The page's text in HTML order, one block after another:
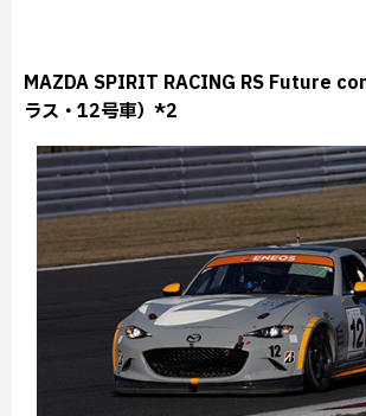
MAZDA SPIRIT RACING RS Future
ラス・12号車）*2